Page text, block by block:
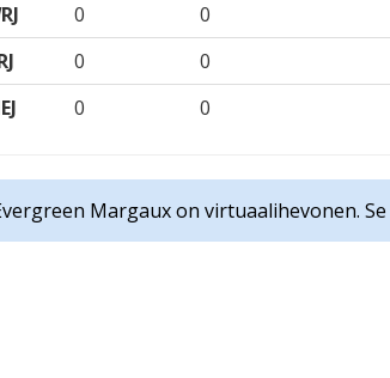
0 0
0 0
0 0
Margaux on virtuaalihevonen.